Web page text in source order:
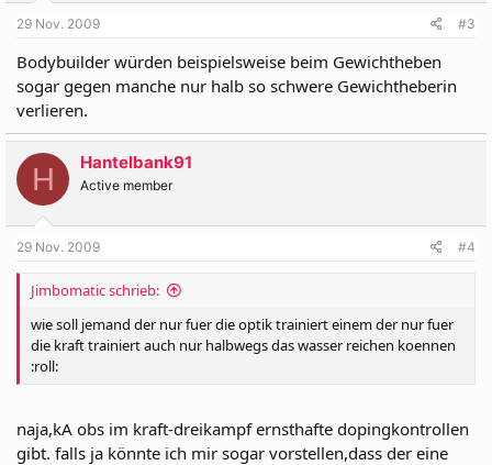
29 Nov. 2009 #3
Bodybuilder würden beispielsweise beim Gewichtheben
sogar gegen manche nur halb so schwere Gewichtheberin
verlieren.
H Hantelbank91
Active member
29 Nov. 2009 #4
Jimbomatic schrieb:
wie soll jemand der nur fuer die optik trainiert einem der nur fuer
die kraft trainiert auch nur halbwegs das wasser reichen koennen
:roll:
naja,kA obs im kraft-dreikampf ernsthafte dopingkontrollen
gibt. falls ja könnte ich mir sogar vorstellen,dass der eine